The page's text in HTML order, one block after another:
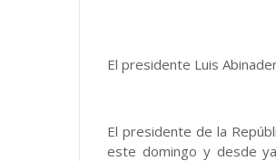
El presidente Luis
El presidente de la
este domingo y desde